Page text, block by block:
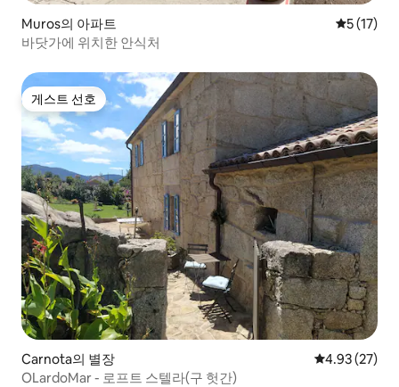
Muros의 아파트 평점 5점
5 (17)
바닷가에 위치한 안식처
게스트 선호
게스트 선호
Carnota의 별장 평점 4.93점(5
4.93 (27)
OLardoMar - 로프트 스텔라(구 헛간)